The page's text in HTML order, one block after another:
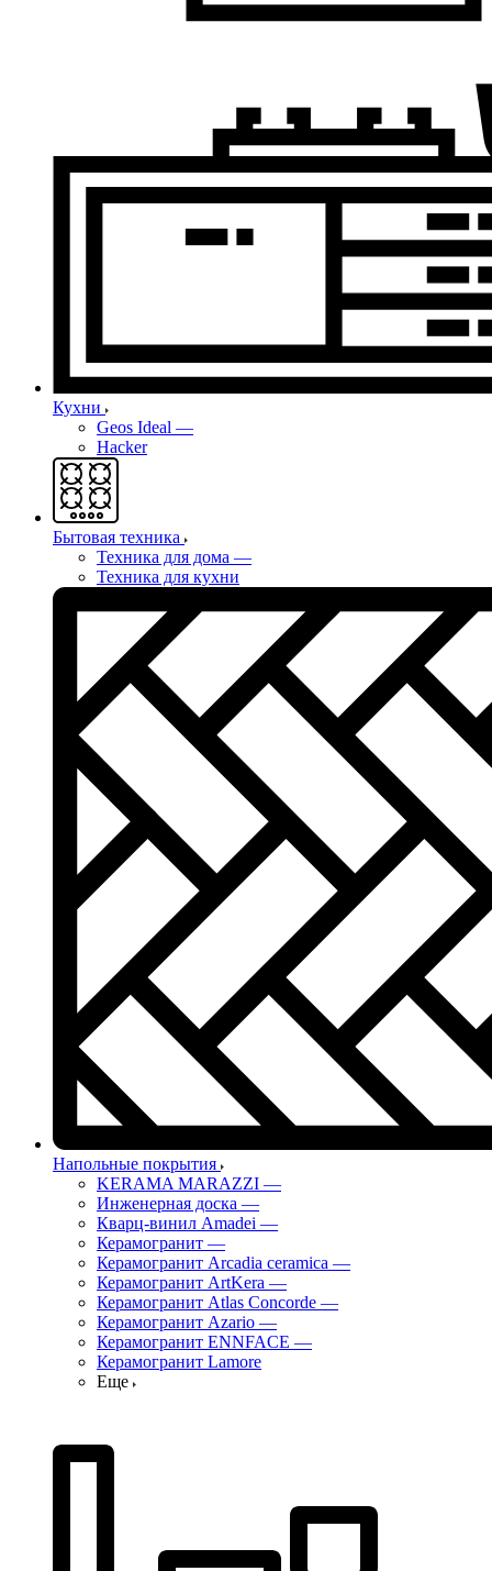
Кухни
Geos Ideal —
Hacker
Бытовая техника
Техника для дома —
Техника для кухни
Напольные покрытия
KERAMA MARAZZI —
Инженерная доска —
Кварц-винил Amadei —
Керамогранит —
Керамогранит Arcadia ceramica —
Керамогранит ArtKera —
Керамогранит Atlas Concorde —
Керамогранит Azario —
Керамогранит ENNFACE —
Керамогранит Lamore
Еще